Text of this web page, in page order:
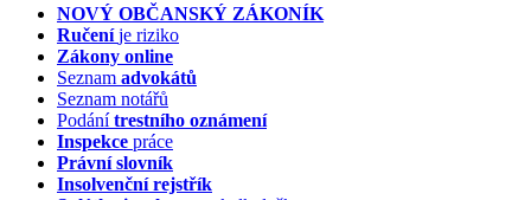
NOVÝ OBČANSKÝ ZÁKONÍK
Ručeníje riziko
Zákony online
Seznam advokátů
Seznam notářů
Podánítrestního oznámení
Inspekce práce
Právní slovník
Insolvenčnírejstřík